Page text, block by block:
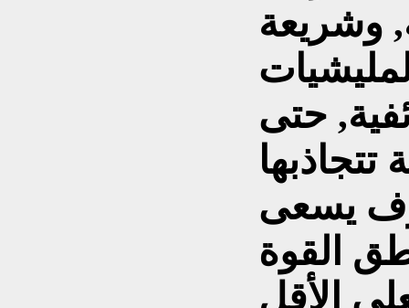
وشريعة
حتى
يسعى
القوة
الأقل